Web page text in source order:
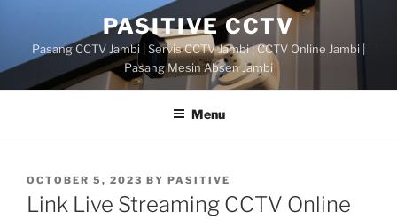
content
PASITIVE CCTV
Pasang CCTV Jambi | Servis CCTV Jambi | CCTV Online Jambi |
Pasang Mesin Absen Jambi
Menu
POSTED
ON
OCTOBER 5, 2023 BY PASITIVE
Link Live Streaming CCTV Online